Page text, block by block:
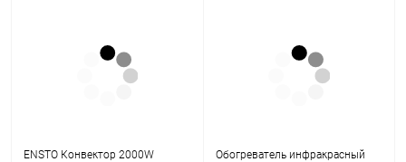
ENSTO Конвектор 2000W
Обогреватель инфракрасный